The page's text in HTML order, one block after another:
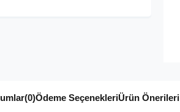
(0)Ödeme SeçenekleriÜrün Önerileri